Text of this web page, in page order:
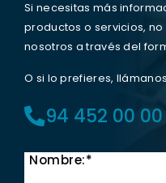
Si necesitas más
productos o servicios,
nosotros a través del
O si lo prefieres,
94 452 00 00
Nombre:*